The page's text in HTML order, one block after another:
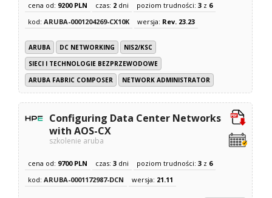
cena od: 9200 PLN czas: 2 dni poziom trudności:3 z 6
kod:ARUBA-0001204269-CX10K wersja: Rev. 23.23
ARUBA DC NETWORKING
NIS2/KSC
SIECI I TECHNOLOGIE BEZPRZEWODOWE
ARUBA FABRIC COMPOSER
NETWORK ADMINISTRATOR
Configuring Data Center Networks
with AOS-CX
szkolenie aruba
cena od: 9700 PLN czas:3 dni poziom trudności:3 z 6
kod:ARUBA-0001172987-DCN wersja: 21.11